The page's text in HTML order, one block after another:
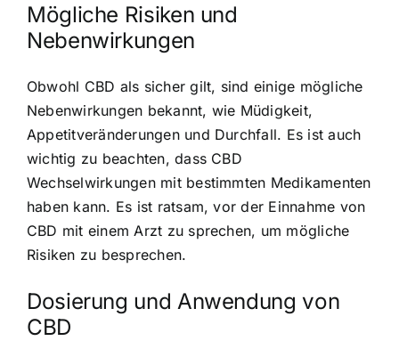
Mögliche Risiken und
Nebenwirkungen
Obwohl CBD als sicher gilt, sind einige mögliche
Nebenwirkungen bekannt, wie Müdigkeit,
Appetitveränderungen und Durchfall. Es ist auch
wichtig zu beachten, dass CBD
Wechselwirkungen mit bestimmten Medikamenten
haben kann. Es ist ratsam, vor der Einnahme von
CBD mit einem Arzt zu sprechen, um mögliche
Risiken zu besprechen.
Dosierung und Anwendung von
CBD